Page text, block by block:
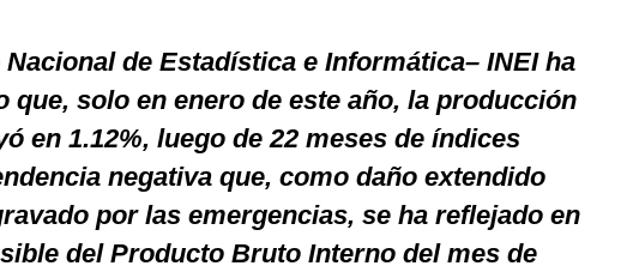
de Estadística e Informática– INEI ha
que, solo en enero de este año, la producción
en 1.12%, luego de 22 meses de índices
negativa que, como daño extendido
por las emergencias, se ha reflejado en
del Producto Bruto Interno del mes de